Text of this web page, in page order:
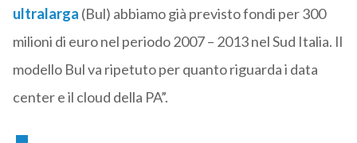
ultralarga (Bul) abbiamo già previsto fondi per 300
milioni di euro nel periodo 2007 – 2013 nel Sud Italia. Il
modello Bul va ripetuto per quanto riguarda i data
center e il cloud della PA”.